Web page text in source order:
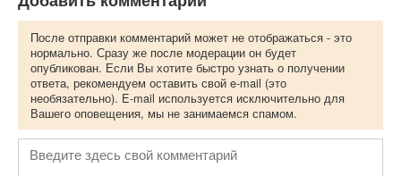
После отправки комментарий может не отображаться - это
нормально. Сразу же после модерации он будет
опубликован. Если Вы хотите быстро узнать о получении
ответа, рекомендуем оставить свой e-mail (это
необязательно). E-mail используется исключительно для
Вашего оповещения, мы не занимаемся спамом.